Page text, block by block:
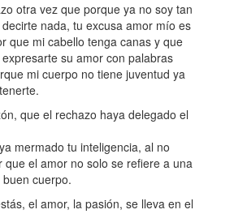
otra vez que porque ya no soy tan
nada, tu excusa amor mío es
que mi cabello tenga canas y que
su amor con palabras
mi cuerpo no tiene juventud ya
que el rechazo haya delegado el
mermado tu inteligencia, al no
que el amor no solo se refiere a una
cuerpo.
el amor, la pasión, se lleva en el